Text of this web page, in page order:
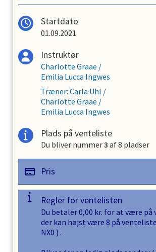
Startdato
01.09.2021
Instruktør
Charlotte Graae /
Emilia Lucca Ingwes
Træner: Carla Uhl /
Charlotte Graae /
Emilia Lucca Ingwes
Plads på venteliste
Du bliver nummer3 af8 pladser
Pris
Regler for ventelisten
Du betaler0,00 kr. for at være på
der kan højst være 8 på
NX0 ) .